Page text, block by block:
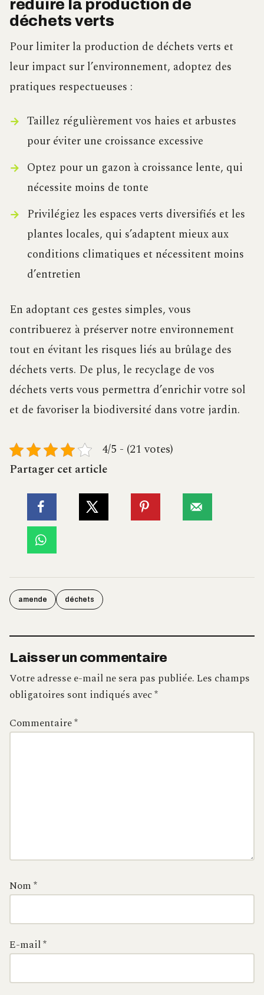
réduire la production de
déchets verts
Pour limiter la production de déchets verts et
leur impact sur l’environnement, adoptez des
pratiques respectueuses :
Taillez régulièrement vos haies et arbustes
pour éviter une croissance excessive
Optez pour un gazon à croissance lente, qui
nécessite moins de tonte
Privilégiez les espaces verts diversifiés et les
plantes locales, qui s’adaptent mieux aux
conditions climatiques et nécessitent moins
d’entretien
En adoptant ces gestes simples, vous
contribuerez à préserver notre environnement
tout en évitant les risques liés au brûlage des
déchets verts. De plus, le recyclage de vos
déchets verts vous permettra d’enrichir votre sol
et de favoriser la biodiversité dans votre jardin.
4/5 - (21 votes)
Partager cet article
amende déchets
Laisser un commentaire
Votre adresse e-mail ne sera pas publiée.Les champs
obligatoires sont indiqués avec*
Commentaire*
Nom*
E-mail*